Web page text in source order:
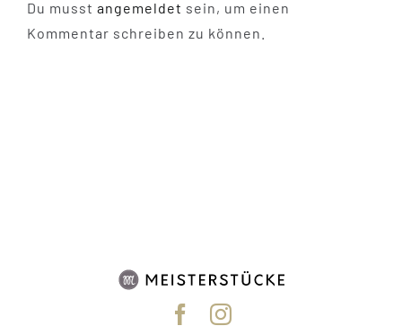
Du musst angemeldet sein, um einen
Kommentar schreiben zu können.